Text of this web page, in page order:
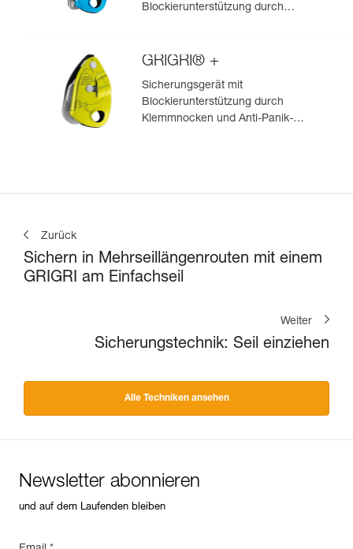
Blockierunterstützung durch
GRIGRI® +
Sicherungsgerät mit
Blockierunterstützung durch
Klemmnocken und Anti-Panik-
Zurück
Sichern in Mehrseillängenrouten mit einem
GRIGRI am Einfachseil
Weiter
Sicherungstechnik: Seil einziehen
Alle Techniken ansehen
Newsletter abonnieren
und auf dem Laufenden bleiben